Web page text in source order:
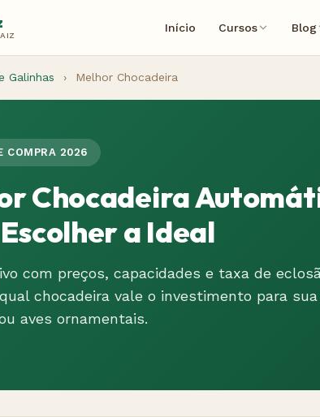
Início Cursos Blog
Galinhas › Melhor Chocadeira
COMPRA 2026
Chocadeira
a Ideal
com preços, capacidades e taxa de
chocadeira vale o investimento para
aves ornamentais.